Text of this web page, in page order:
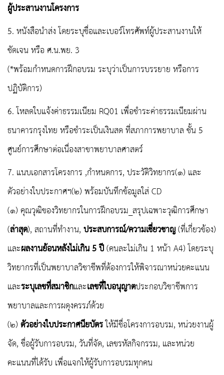
ผู้ประสานงานโครงการ
5. หนังสือนำส่ง โดยระบุชื่อและเบอร์โทรศัพท์ผู้ประสานงานให้
ชัดเจนหรือ ศ.น.พย. 3
(*พร้อมกำหนดการฝึกอบรม ระบุว่าเป็นการบรรยาย หรือการ
ปฏิบัติการ)
6. โหลดใบแจ้งค่าธรรมเนียม RQ01 เพื่อชำระค่าธรรมเนียมผ่าน
ธนาคารกรุงไทย หรือชำระเป็นเงินสด ที่สภาการพยาบาล ชั้น 5
ศูนย์การศึกษาต่อเนื่องสาขาพยาบาลศาสตร์
7. แนบเอกสารโครงการ ,กำหนดการ, ประวัติวิทยากร(๑) และ
ตัวอย่างใบประกาศฯ(๒) พร้อมบันทึกข้อมูลใส่ CD
(๑) คุณวุฒิของวิทยากรในการฝึกอบรม_สรุปเฉพาะวุฒิการศึกษา
(ล่าสุด), สถานที่ทำงาน,ประสบการณ์/ความเชี่ยวชาญ(ที่เกี่ยวข้อง)
และผลงานย้อนหลังไม่เกิน 5 ปี(คนละไม่เกิน 1 หน้า A4) โดยระบุ
วิทยากรที่เป็นพยาบาลวิชาชีพที่ต้องการให้พิจารณาหน่วยคะแนน
และระบุเลขที่สมาชิกและเลขที่ใบอนุญาตประกอบวิชาชีพการ
พยาบาลและการผดุงครรภ์ด้วย
(๒)ตัวอย่างใบประกาศนียบัตรให้มีชื่อโครงการอบรม, หน่วยงานผู้
จัด, ชื่อผู้รับการอบรม, วันที่จัด, เลขรหัสกิจกรรม, และหน่วย
คะแนนที่ได้รับ เพื่อแจกให้ผู้รับการอบรมทุกคน